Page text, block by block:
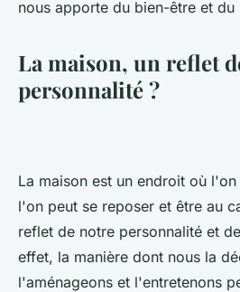
nous apporte du bien-être et du
La maison, un reflet
personnalité ?
La maison est un endroit où
l'on peut se reposer et être au
reflet de notre personnalité et
effet, la manière dont nous la
l'aménageons et l'entretenons